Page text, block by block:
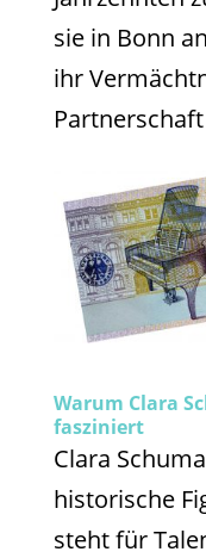
sie in Bonn
ihr
Warum Clara
fasziniert
Clara
historische
steht für